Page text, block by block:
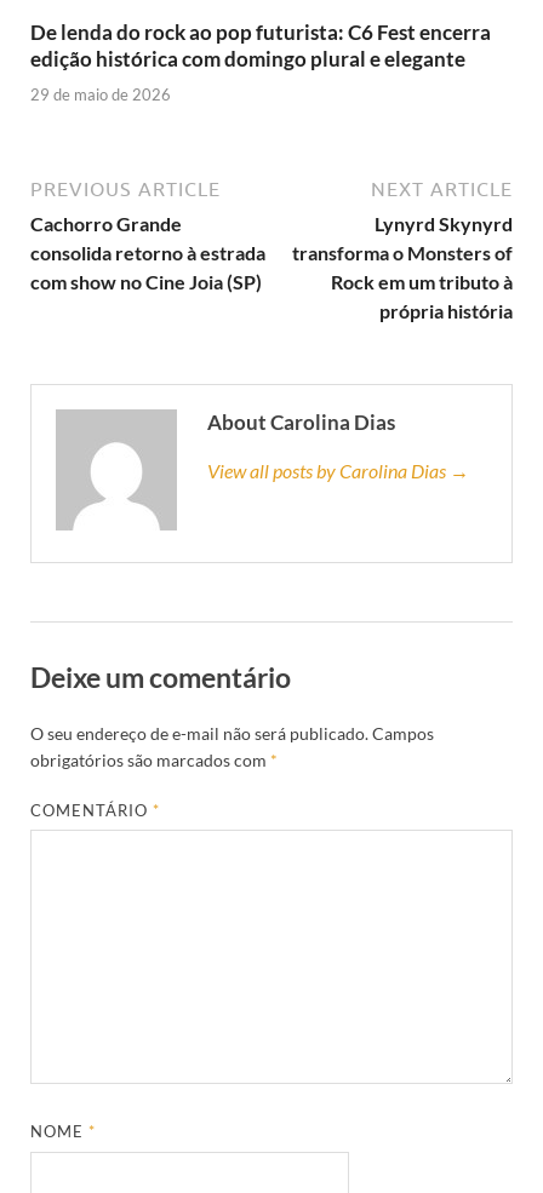
De lenda do rock ao pop futurista: C6 Fest encerra
edição histórica com domingo plural e elegante
29 de maio de 2026
PREVIOUS ARTICLE
Cachorro Grande
consolida retorno à estrada
com show no Cine Joia (SP)
NEXT ARTICLE
Lynyrd Skynyrd
transforma o Monsters of
Rock em um tributo à
própria história
About Carolina Dias
View all posts by Carolina Dias →
Deixe um comentário
O seu endereço de e-mail não será publicado.Campos
obrigatórios são marcados com *
COMENTÁRIO*
NOME*